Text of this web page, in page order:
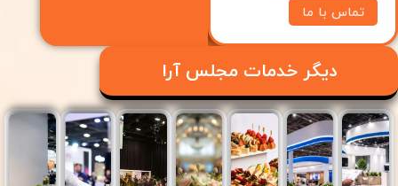
تماس با ما
دیگر خدمات مجلس آرا